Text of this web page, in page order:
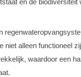
en de biodiversiteit
niet alleen functioneel
waardoor een